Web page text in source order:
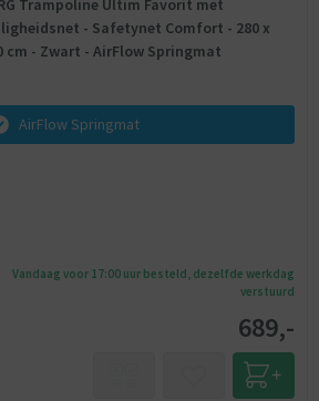
- Safetynet Comfort - 280 x
cm - Zwart - AirFlow Springmat
AirFlow Springmat
Vandaag voor 17:00 uur besteld, dezelfde werkdag
verstuurd
689,-